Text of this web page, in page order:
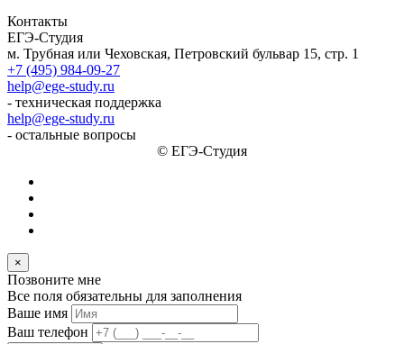
Контакты
ЕГЭ-Студия
м. Трубная или Чеховская, Петровский бульвар 15, стр. 1
+7 (495) 984-09-27
help@ege-study.ru
- техническая поддержка
help@ege-study.ru
- остальные вопросы
© ЕГЭ-Студия
×
Позвоните мне
Все поля обязательны для заполнения
Ваше имя
Ваш телефон